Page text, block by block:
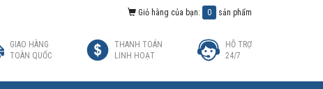
Giỏ hàng của bạn: 0 sản phẩm
GIAO HÀNG
TOÀN QUỐC
THANH TOÁN
LINH HOẠT
HỖ TRỢ
24/7